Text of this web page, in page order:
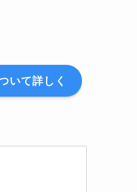
いて詳しく